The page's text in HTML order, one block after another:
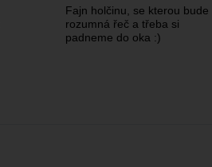
Fajn holčinu, se kterou bude
rozumná řeč a třeba si
padneme do oka :)